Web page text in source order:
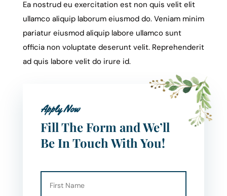
Ea nostrud eu exercitation est non quis velit elit
ullamco aliquip laborum eiusmod do. Veniam minim
pariatur eiusmod aliquip labore ullamco sunt
officia non voluptate deserunt velit. Reprehenderit
ad quis labore velit do irure id.
Apply Now
Fill The Form and We’ll
Be In Touch With You!